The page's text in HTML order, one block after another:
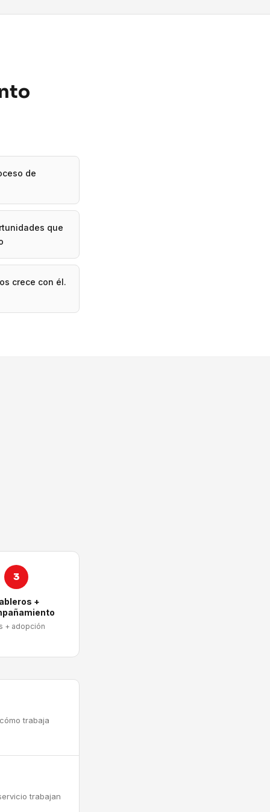
de
que
crece con él.
3
+
+ adopción
trabaja
trabajan